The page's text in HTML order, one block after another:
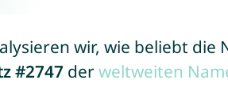
wir, wie beliebt die
#2747 derweltweiten